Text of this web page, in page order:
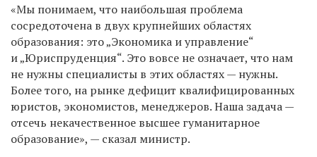
«Мы понимаем, что наибольшая проблема
сосредоточена в двух крупнейших областях
образования: это „Экономика и управление“
и „Юриспруденция“. Это вовсе не означает, что нам
не нужны специалисты в этих областях — нужны.
Более того, на рынке дефицит квалифицированных
юристов, экономистов, менеджеров. Наша задача —
отсечь некачественное высшее гуманитарное
образование», — сказал министр.